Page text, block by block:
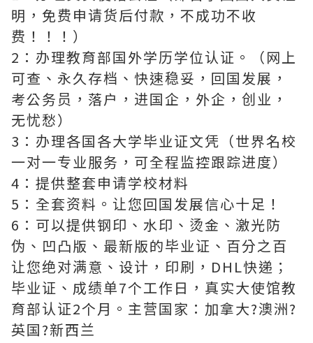
明，免费申请货后付款，不成功不收
费！！！）
2：办理教育部国外学历学位认证。（网上
可查、永久存档、快速稳妥，回国发展，
考公务员，落户，进国企，外企，创业，
无忧愁）
3：办理各国各大学毕业证文凭（世界名校
一对一专业服务，可全程监控跟踪进度）
4：提供整套申请学校材料
5：全套资料。让您回国发展信心十足！
6：可以提供钢印、水印、烫金、激光防
伪、凹凸版、最新版的毕业证、百分之百
让您绝对满意、设计，印刷，DHL快递；
毕业证、成绩单7个工作日，真实大使馆教
育部认证2个月。主营国家：加拿大?澳洲?
英国?新西兰